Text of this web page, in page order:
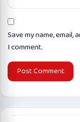
Save my name,
I comment.